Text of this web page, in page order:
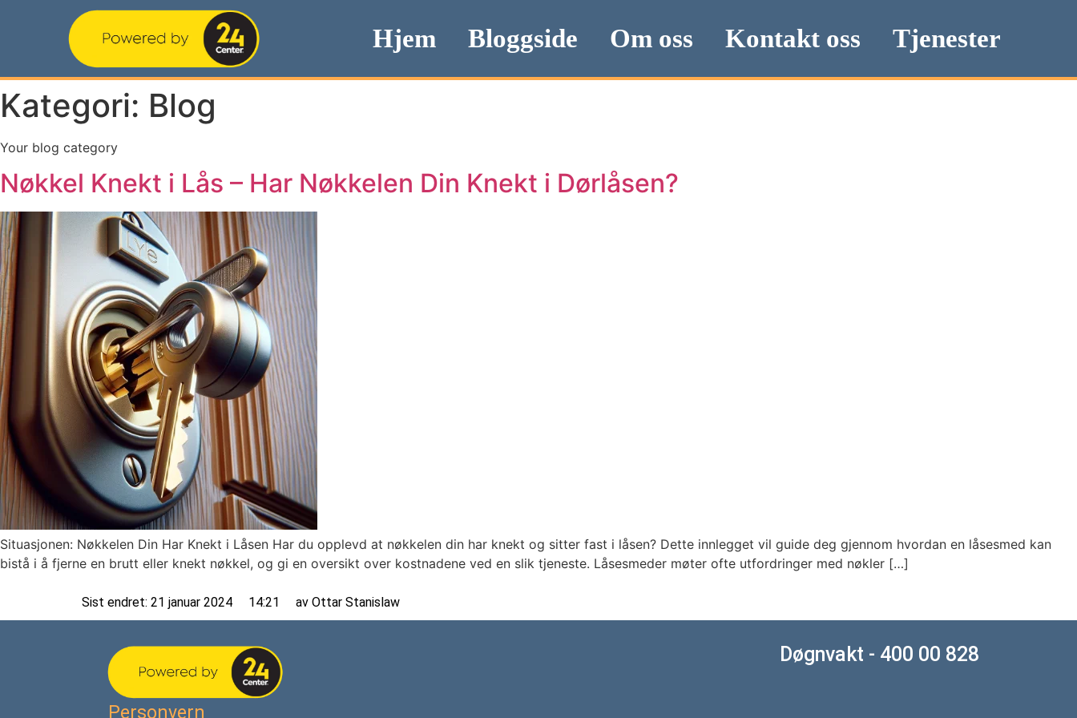
Hjem Bloggside Om oss Kontakt oss Tjenester
Kategori: Blog
Your blog category
Nøkkel Knekt i Lås – Har Nøkkelen Din Knekt i Dørlåsen?
Situasjonen: Nøkkelen Din Har Knekt i Låsen Har du opplevd at nøkkelen din har knekt og sitter fast i låsen? Dette innlegget vil guide deg gjennom hvordan en låsesmed kan
bistå i å fjerne en brutt eller knekt nøkkel, og gi en oversikt over kostnadene ved en slik tjeneste. Låsesmeder møter ofte utfordringer med nøkler […]
Sist endret: 21 januar 2024 14:21 av Ottar Stanislaw
Personvern
Døgnvakt - 400 00 828